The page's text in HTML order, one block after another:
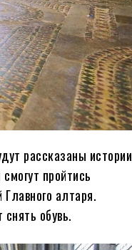
рассказаны истории
пройтись
алтаря.
обувь.